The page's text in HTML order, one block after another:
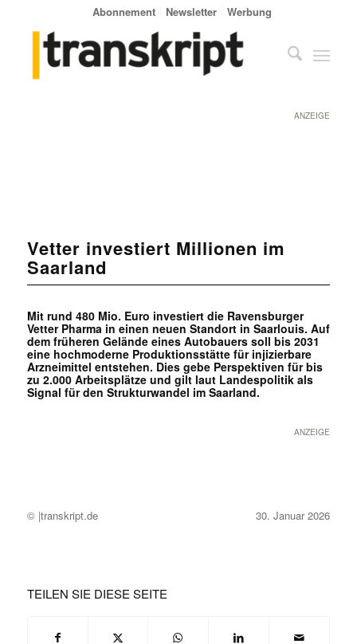
Abonnement Newsletter Werbung
ANZEIGE
Vetter investiert Millionen im
Saarland
Mit rund 480 Mio. Euro investiert die Ravensburger
Vetter Pharma in einen neuen Standort in Saarlouis. Auf
dem früheren Gelände eines Autobauers soll bis 2031
eine hochmoderne Produktionsstätte für injizierbare
Arzneimittel entstehen. Dies gebe Perspektiven für bis
zu 2.000 Arbeitsplätze und gilt laut Landespolitik als
Signal für den Strukturwandel im Saarland.
ANZEIGE
© |transkript.de 30. Januar 2026
TEILEN SIE DIESE SEITE